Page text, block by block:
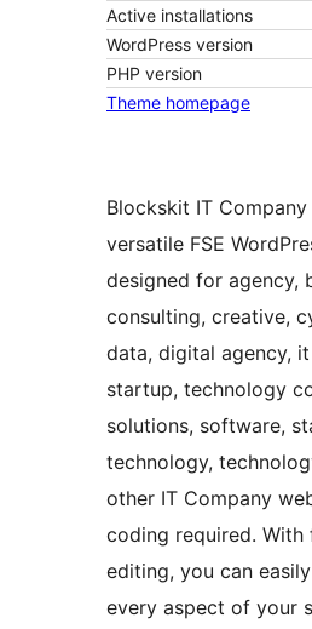
Active installations
WordPress version
PHP version
Theme homepage
Blockskit IT
versatile FSE
designed for agency,
consulting, creative,
data, digital agency,
startup, technology
solutions, software,
technology,
other IT Company
coding required. With
editing, you can
every aspect of your